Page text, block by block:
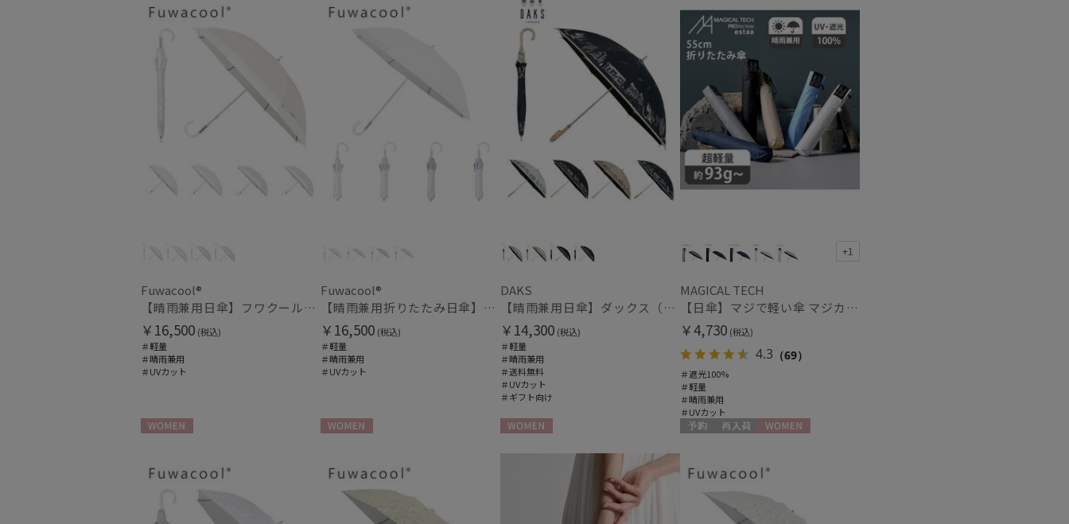
Fuwacool®
【晴雨兼用日傘】フワクール®ホワイト（Fuwacool® White）バイカラー 1級遮光 遮熱 UV99%以上
￥16,500 (税込)
＃軽量
＃晴雨兼用
＃UVカット
Fuwacool®
【晴雨兼用折りたたみ日傘】フワクール®ホワイト（Fuwacool® White）トーンonトーン 1級遮光 遮熱 UV99%以上
￥16,500 (税込)
＃軽量
＃晴雨兼用
＃UVカット
DAKS
【晴雨兼用日傘】ダックス（DAKS）街並み 遮光99.99％ UV99％ 軽量
￥14,300 (税込)
＃軽量
＃晴雨兼用
＃送料無料
＃UVカット
＃ギフト向け
+1
MAGICAL TECH
【日傘】マジで軽い傘 マジカルテックプロテクション(MAGICAL TECH PROTECTION)55cm 晴雨兼用傘折りたたみ日傘 一級遮光100% UV 軽量 スリム レディース メンズ
￥4,730 (税込)
4.3 （69）
＃遮光100%
＃軽量
＃晴雨兼用
＃UVカット